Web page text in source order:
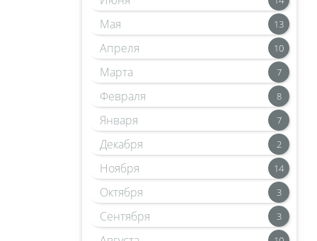
Мая 13
Апреля 10
Марта 7
Февраля 8
Января 7
Декабря 2
Ноября 14
Октября 3
Сентября 3